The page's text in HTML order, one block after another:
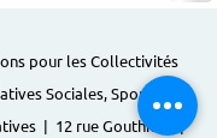
pour les Collectivités
Sociales, Sportives,
| 12 rue Gouthière |